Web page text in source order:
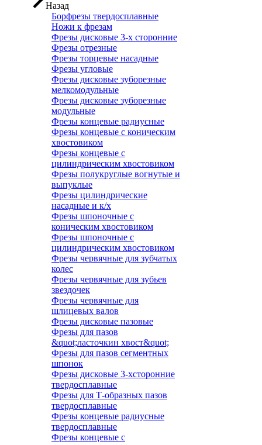
Назад
Борфрезы твердосплавные
Ножи к фрезам
Фрезы дисковые 3-х сторонние
Фрезы отрезные
Фрезы торцевые насадные
Фрезы угловые
Фрезы дисковые зуборезные
мелкомодульные
Фрезы дисковые зуборезные
модульные
Фрезы концевые радиусные
Фрезы концевые с коническим
хвостовиком
Фрезы концевые с
цилиндрическим хвостовиком
Фрезы полукруглые вогнутые и
выпуклые
Фрезы цилиндрические
насадные и к/х
Фрезы шпоночные с
коническим хвостовиком
Фрезы шпоночные с
цилиндрическим хвостовиком
Фрезы червячные для зубчатых
колес
Фрезы червячные для зубьев
звездочек
Фрезы червячные для
шлицевых валов
Фрезы дисковые пазовые
Фрезы для пазов
&quot;ласточкин хвост&quot;
Фрезы для пазов сегментных
шпонок
Фрезы дисковые 3-хсторонние
твердосплавные
Фрезы для Т-образных пазов
твердосплавные
Фрезы концевые радиусные
твердосплавные
Фрезы концевые с